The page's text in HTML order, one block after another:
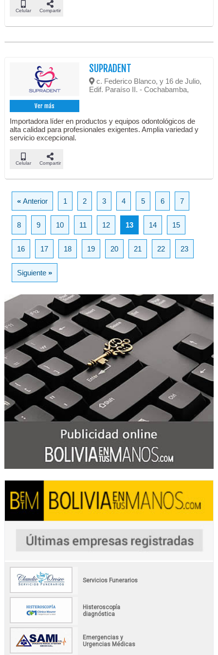
Celular Compartir
Ver más
SUPRADENT
c. Federico Blanco, y 16 de Julio,
Edif. Paraíso II. - Cochabamba,
Importadora líder en productos y equipos odontológicos de
alta calidad para profesionales exigentes. Amplia variedad y
servicio excepcional.
Celular Compartir
«Anterior 1 2 3 4 5 6 7
8 9 10 11 12 13 14 15
16 17 18 19 20 21 22 23
Siguiente»
Servicios Funerarios
Histeroscopía
diagnóstica
Emergencias y
Urgencias Médicas